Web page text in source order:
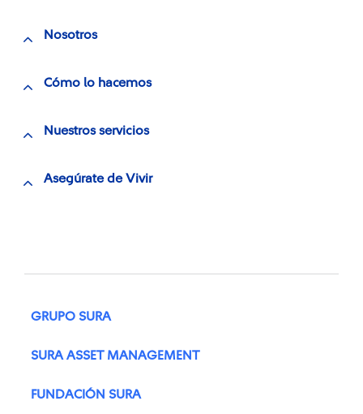
Nosotros
Cómo lo hacemos
Nuestros servicios
Asegúrate de Vivir
GRUPO SURA
SURA ASSET MANAGEMENT
FUNDACIÓN SURA